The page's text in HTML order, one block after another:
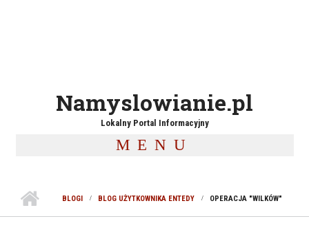
Namyslowianie.pl
Lokalny Portal Informacyjny
MENU
BLOGI BLOG UŻYTKOWNIKA ENTEDY OPERACJA "WILKÓW"